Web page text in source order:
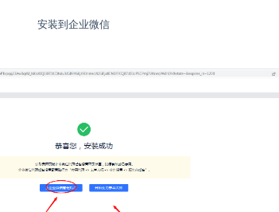
安装到企业微信